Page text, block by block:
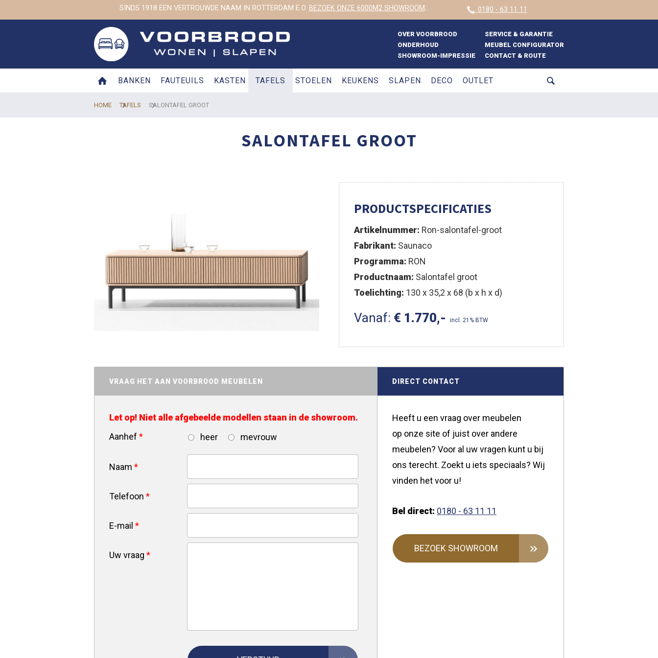
SINDS 1918 EEN VERTROUWDE NAAM IN ROTTERDAM E.O. BEZOEK ONZE 6000M2 SHOWROOM. 0180 - 63 11 11
OVER VOORBROOD
SERVICE & GARANTIE
ONDERHOUD
MEUBEL CONFIGURATOR
SHOWROOM-IMPRESSIE
CONTACT & ROUTE
BANKEN FAUTEUILS KASTEN TAFELS STOELEN KEUKENS SLAPEN DECO OUTLET
HOME TAFELS SALONTAFEL GROOT
SALONTAFEL GROOT
PRODUCTSPECIFICATIES
Artikelnummer: Ron-salontafel-groot
Fabrikant: Saunaco
Programma: RON
Productnaam: Salontafel groot
Toelichting: 130 x 35,2 x 68 (b x h x d)
Vanaf: € 1.770,- incl. 21% BTW
VRAAG HET AAN VOORBROOD MEUBELEN
Let op! Niet alle afgebeelde modellen staan in de showroom.
Aanhef * heer mevrouw
Naam *
Telefoon *
E-mail *
Uw vraag *
DIRECT CONTACT
Heeft u een vraag over meubelen
op onze site of juist over andere
meubelen? Voor al uw vragen kunt u bij
ons terecht. Zoekt u iets speciaals? Wij
vinden het voor u!
Bel direct: 0180 - 63 11 11
BEZOEK SHOWROOM